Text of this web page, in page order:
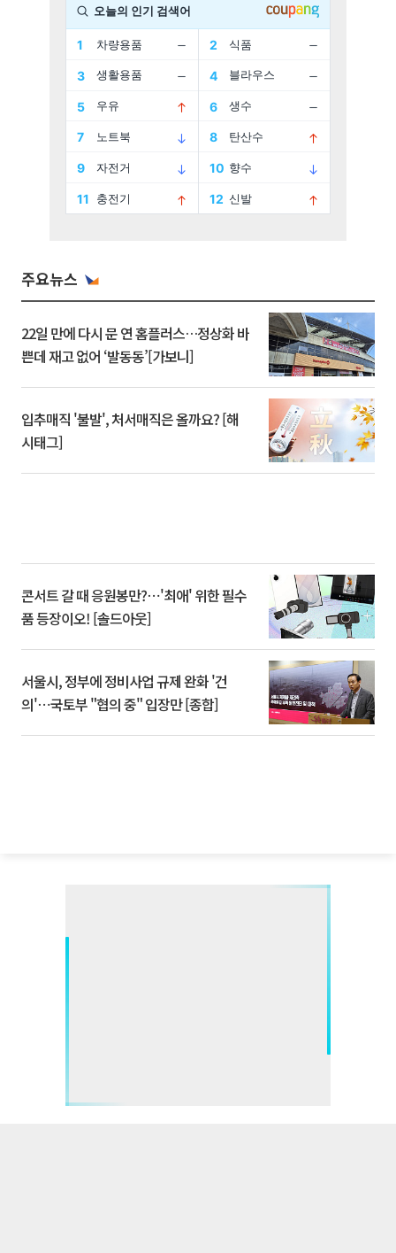
주요뉴스
22일 만에 다시 문 연 홈플러스…정상화 바
쁜데 재고 없어 ‘발동동’[가보니]
입추매직 '불발', 처서매직은 올까요? [해
시태그]
콘서트 갈 때 응원봉만?⋯'최애' 위한 필수
품 등장이오! [솔드아웃]
서울시, 정부에 정비사업 규제 완화 '건
의'⋯국토부 "협의 중" 입장만 [종합]